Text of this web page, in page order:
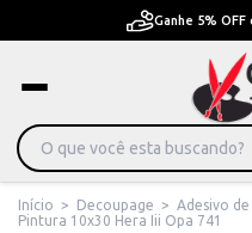
Início > Decoupage > Adesivo de
Pintura 10x30 Hera Iii Opa 741